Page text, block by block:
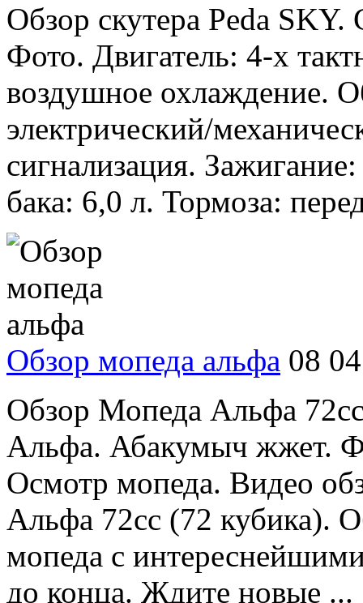
Обзор скутера Peda
Фото. Двигатель: 4-х
воздушное охлаждение.
электрический/
сигнализация.
бака: 6,0 л. Тормоза:
Обзор мопеда альфа 08
Обзор Мопеда Альфа
Альфа. Абакумыч жжет.
Осмотр мопеда. Видео
Альфа 72cc (72 кубика).
мопеда с
до конца. Ждите новые ...